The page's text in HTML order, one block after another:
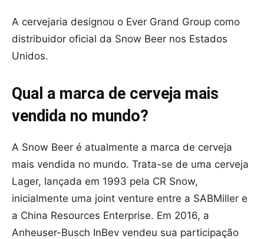
A cervejaria designou o Ever Grand Group como
distribuidor oficial da Snow Beer nos Estados
Unidos.
Qual a marca de cerveja mais
vendida no mundo?
A Snow Beer é atualmente a marca de cerveja
mais vendida no mundo. Trata-se de uma cerveja
Lager, lançada em 1993 pela CR Snow,
inicialmente uma joint venture entre a SABMiller e
a China Resources Enterprise. Em 2016, a
Anheuser-Busch InBev vendeu sua participação